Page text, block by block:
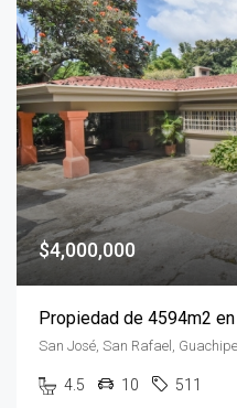
$4,000,000
Propiedad de 4594m2
San José, San Rafael,
4.5 10 511